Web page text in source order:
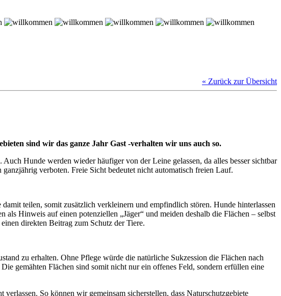
« Zurück zur Übersicht
sind wir das ganze Jahr Gast -verhalten wir uns auch so.
Hunde werden wieder häufiger von der Leine gelassen, da alles besser sichtbar
verboten. Freie Sicht bedeutet nicht automatisch freien Lauf.
teilen, somit zusätzlich verkleinern und empfindlich stören. Hunde hinterlassen
Hinweis auf einen potenziellen „Jäger“ und meiden deshalb die Flächen – selbst
direkten Beitrag zum Schutz der Tiere.
zu erhalten. Ohne Pflege würde die natürliche Sukzession die Flächen nach
gemähten Flächen sind somit nicht nur ein offenes Feld, sondern erfüllen eine
So können wir gemeinsam sicherstellen, dass Naturschutzgebiete